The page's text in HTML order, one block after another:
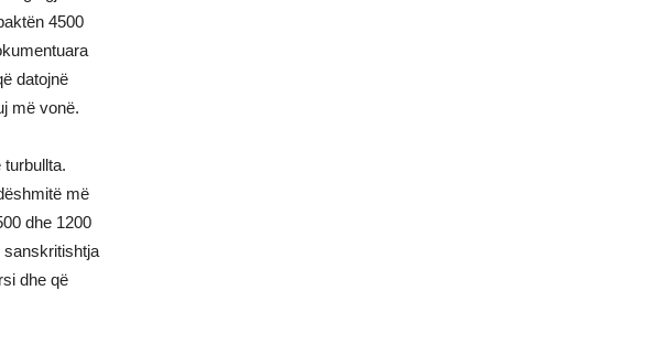
4500
datojnë
më vonë.
më
dhe 1200
sanskritishtja
dhe që